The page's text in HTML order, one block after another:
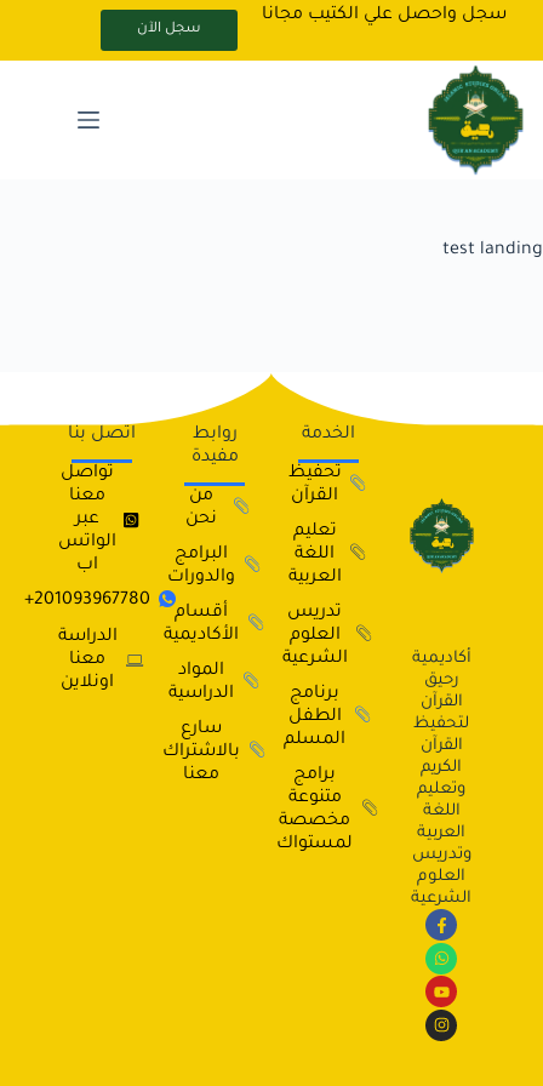
سجل واحصل علي الكتيب مجانا
سجل الآن
test landing
أكاديمية
رحيق
القرآن
لتحفيظ
القرآن
الكريم
وتعليم
اللغة
العربية
وتدريس
العلوم
الشرعية
الخدمة
تحفيظ
القرآن
تعليم
اللغة
العربية
تدريس
العلوم
الشرعية
برنامج
الطفل
المسلم
برامج
متنوعة
مخصصة
لمستواك
روابط
مفيدة
من
نحن
البرامج
والدورات
أقسام
الأكاديمية
المواد
الدراسية
سارع
بالاشتراك
معنا
اتصل بنا
تواصل
معنا
عبر
الواتس
اب
201093967780+
الدراسة
معنا
اونلاين